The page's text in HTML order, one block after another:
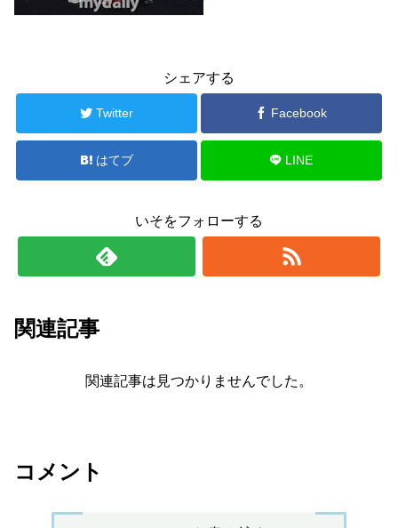
シェアする
Twitter Facebook
はてブ LINE
いそをフォローする
関連記事
関連記事は見つかりませんでした。
コメント